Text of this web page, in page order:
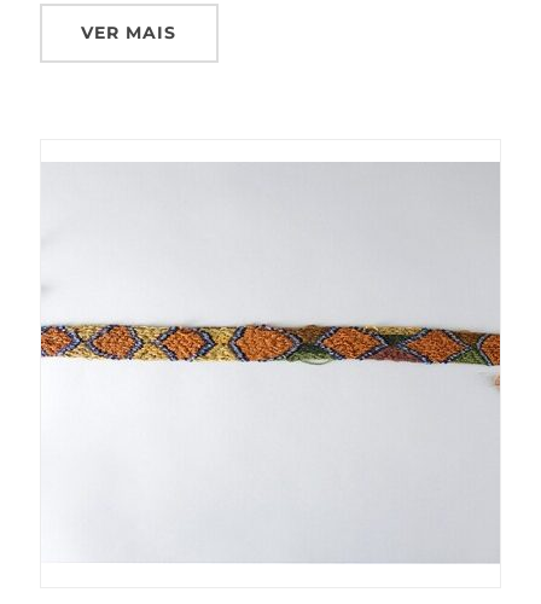
VER MAIS